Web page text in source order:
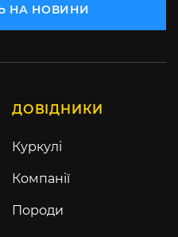
НА НОВИНИ
ДОВІДНИКИ
Куркулі
Компанії
Породи